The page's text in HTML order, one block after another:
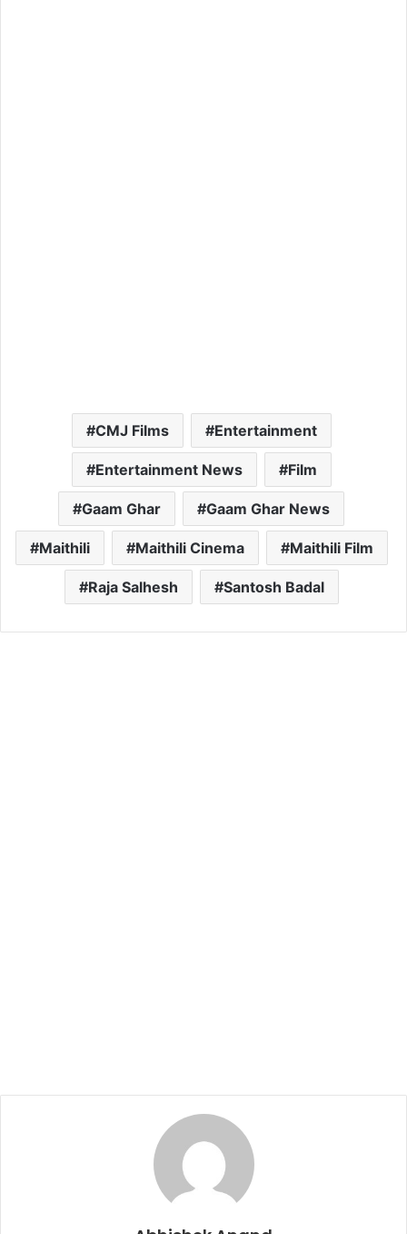
CMJ Films Entertainment
Entertainment News Film
Gaam Ghar Gaam Ghar News
Maithili Maithili Cinema Maithili Film
Raja Salhesh Santosh Badal